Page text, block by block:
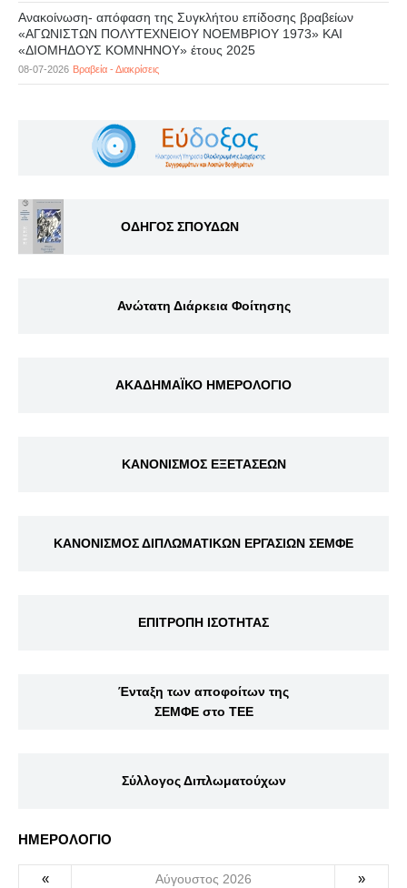
Ανακοίνωση- απόφαση της Συγκλήτου επίδοσης βραβείων
«ΑΓΩΝΙΣΤΩΝ ΠΟΛΥΤΕΧΝΕΙΟΥ ΝΟΕΜΒΡΙΟΥ 1973» ΚΑΙ
«ΔΙΟΜΗΔΟΥΣ ΚΟΜΝΗΝΟΥ» έτους 2025
08-07-2026 Βραβεία - Διακρίσεις
ΟΔΗΓΟΣ ΣΠΟΥΔΩΝ
Ανώτατη Διάρκεια Φοίτησης
ΑΚΑΔΗΜΑΪΚΟ ΗΜΕΡΟΛΟΓΙΟ
ΚΑΝΟΝΙΣΜΟΣ ΕΞΕΤΑΣΕΩΝ
ΚΑΝΟΝΙΣΜΟΣ ΔΙΠΛΩΜΑΤΙΚΩΝ ΕΡΓΑΣΙΩΝ ΣΕΜΦΕ
ΕΠΙΤΡΟΠΗ ΙΣΟΤΗΤΑΣ
Ένταξη των αποφοίτων της
ΣΕΜΦΕ στο ΤΕΕ
Σύλλογος Διπλωματούχων
ΗΜΕΡΟΛΟΓΙΟ
« Αύγουστος 2026 »